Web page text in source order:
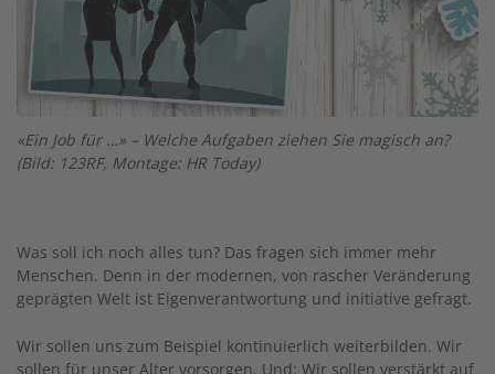
«Ein Job für …» – Welche Aufgaben ziehen Sie magisch an?
(Bild: 123RF, Montage: HR Today)
Was soll ich noch alles tun? Das fragen sich immer mehr
Menschen. Denn in der modernen, von rascher Veränderung
geprägten Welt ist Eigenverantwortung und initiative gefragt.
Wir sollen uns zum Beispiel kontinuierlich weiterbilden. Wir
sollen für unser Alter vorsorgen. Und: Wir sollen verstärkt auf